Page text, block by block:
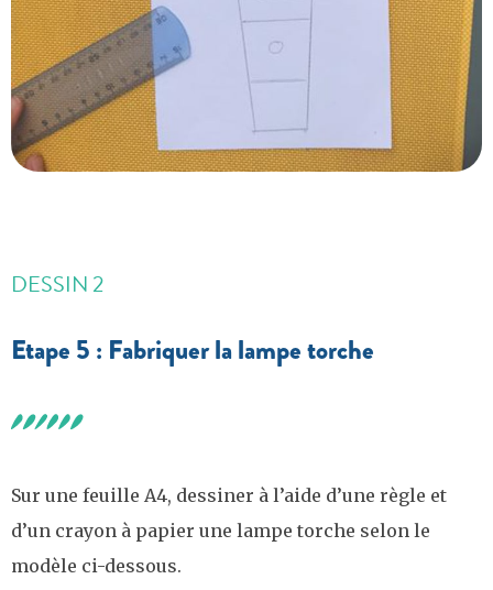
DESSIN 2
Etape 5 : Fabriquer la lampe torche
Sur une feuille A4, dessiner à l’aide d’une règle et
d’un crayon à papier une lampe torche selon le
modèle ci-dessous.